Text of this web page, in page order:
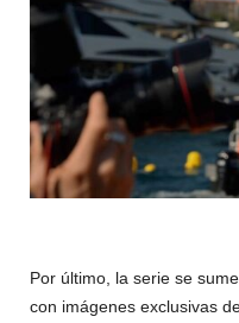
Por último, la serie se
con imágenes exclusivas